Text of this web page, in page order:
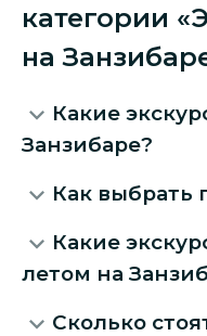
категории
на
Какие
Занзибаре?
Как выбрать
Какие
летом на
Сколько